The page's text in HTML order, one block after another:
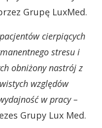
Grupę LuxMed.
cierpiących
stresu i
obniżony nastrój z
względów
w pracy –
Grupy Lux Med.